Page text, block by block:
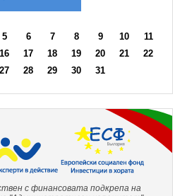
5 6 7 8 9 10
11
16 17 18 19 20 21
22
27 28 29 30 31
с финансовата подкрепа на